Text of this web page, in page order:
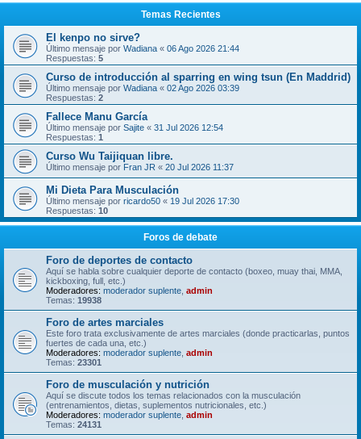
a
r
Temas Recientes
El kenpo no sirve?
Último mensaje por Wadiana « 06 Ago 2026 21:44
Respuestas: 5
Curso de introducción al sparring en wing tsun (En Maddrid)
Último mensaje por Wadiana « 02 Ago 2026 03:39
Respuestas: 2
Fallece Manu García
Último mensaje por Sajite « 31 Jul 2026 12:54
Respuestas: 1
Curso Wu Taijiquan libre.
Último mensaje por Fran JR « 20 Jul 2026 11:37
Mi Dieta Para Musculación
Último mensaje por ricardo50 « 19 Jul 2026 17:30
Respuestas: 10
Foros de debate
Foro de deportes de contacto
Aquí se habla sobre cualquier deporte de contacto (boxeo, muay thai, MMA,
kickboxing, full, etc.)
Moderadores: moderador suplente admin
Temas: 19938
Foro de artes marciales
Este foro trata exclusivamente de artes marciales (donde practicarlas, puntos
fuertes de cada una, etc.)
Moderadores: moderador suplente admin
Temas: 23301
Foro de musculación y nutrición
Aquí se discute todos los temas relacionados con la musculación
(entrenamientos, dietas, suplementos nutricionales, etc.)
Moderadores: moderador suplente admin
Temas: 24131